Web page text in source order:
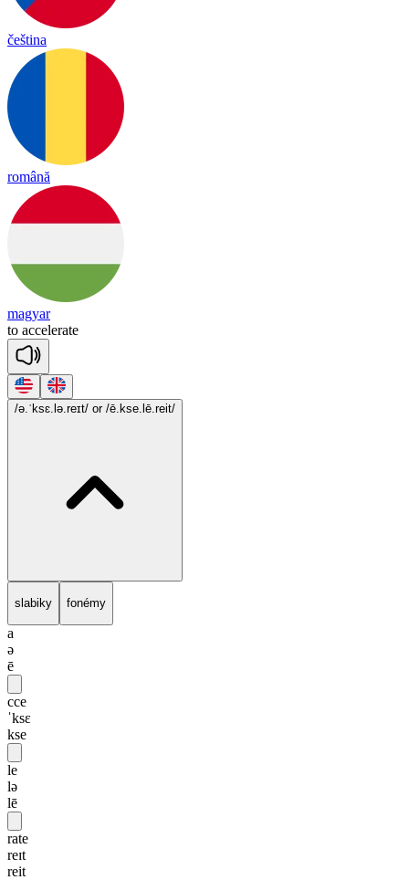
čeština
română
magyar
to accelerate
/ə.ˈksɛ.lə.reɪt/ or /ē.kse.lē.reit/
slabiky fonémy
a
ə
ē
cce
ˈksɛ
kse
le
lə
lē
rate
reɪt
reit